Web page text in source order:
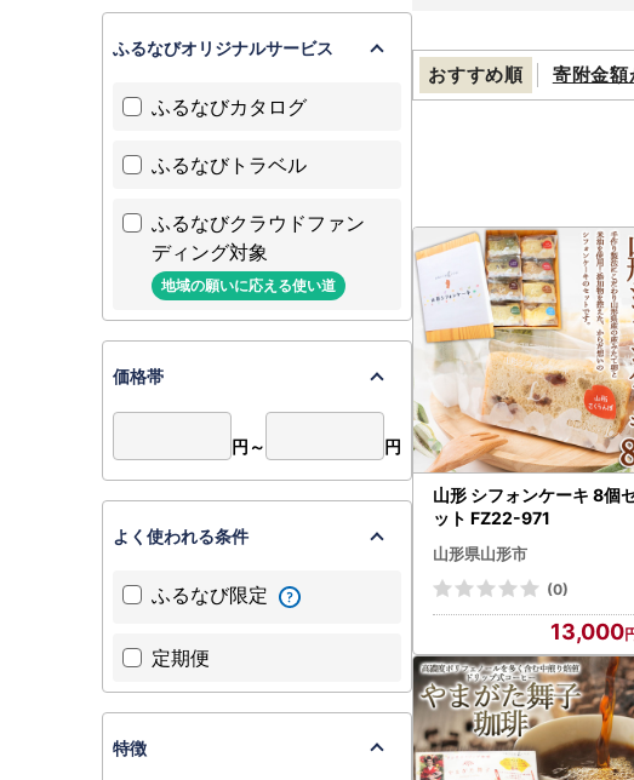
おすすめ順 寄附金額
山形 シフォンケーキ 8個
ット FZ22-971
山形県山形市
(0)
13,000
ふるなびオリジナルサービス
ふるなびカタログ
ふるなびトラベル
ふるなびクラウドファン
ディング対象
地域の願いに応える使い道
価格帯
円～ 円
よく使われる条件
ふるなび限定
定期便
特徴